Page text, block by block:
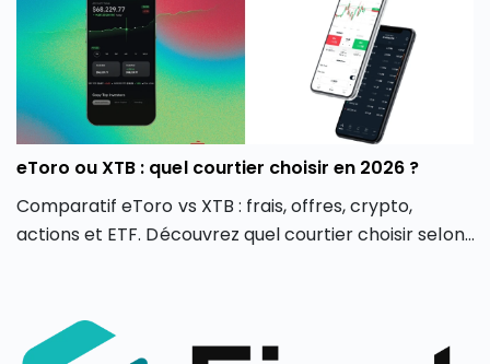
eToro ou XTB : quel courtier choisir en 2026 ?
Comparatif eToro vs XTB : frais, offres, crypto,
actions et ETF. Découvrez quel courtier choisir selon